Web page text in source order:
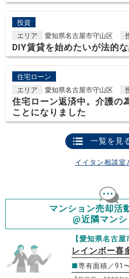
投資
エリア
愛知県名古屋市守山区
DIY賃貸を始めたいが法的
住宅ローン
エリア
愛知県名古屋市守山区
住宅ローン返済中。介護の
ことになりました
一覧を見
イイタン相談室
マンション売却活
@近隣マン
【愛知県名古屋
レインボー喜
■専有面積／91